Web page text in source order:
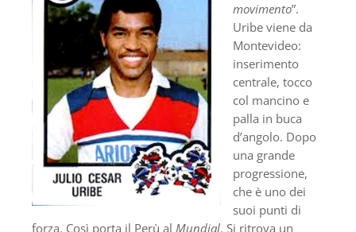
movimento”.
Uribe viene da
Montevideo:
inserimento
centrale, tocco
col mancino e
palla in buca
d’angolo. Dopo
una grande
progressione,
che è uno dei
suoi punti di
forza. Così porta il Perù al Mundial. Si ritrova un